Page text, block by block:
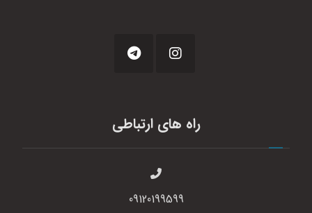
راه های ارتباطی
09120199599